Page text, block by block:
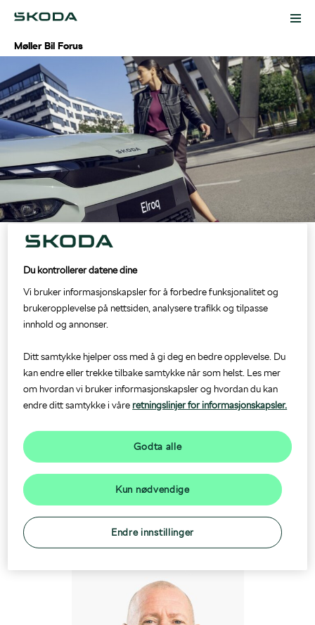
Møller Bil Forus
Kampanjer
Biler
Modeller
Bruktbil
Lagerbiler
Bestill prøvekjøring
Prislister og brosjyrer
Firmabil
Finansiering
Forsikring
Garanti
Tilbehør
Service og verksted
Digital verkstedbestilling
Service
Originalservice 5+
Skadeverksted
Dekk- og hjulskift
Bilglass
EU-kontroll
Kontakt
Om oss
Ansatte
Salg
Service
Delelager
Bilutleie/Hyre
Administrasjon
Sentralbord
Kirsten Haugvaldstad
forus@moller.no
24 03 19 50
Du kontrollerer datene dine
Vi bruker informasjonskapsler for å forbedre funksjonalitet og
brukeropplevelse på nettsiden, analysere trafikk og tilpasse
innhold og annonser.
Ditt samtykke hjelper oss med å gi deg en bedre opplevelse. Du
kan endre eller trekke tilbake samtykke når som helst. Les mer
om hvordan vi bruker informasjonskapsler og hvordan du kan
endre ditt samtykke i våre retningslinjer for informasjonskapsler.
Endre innstillinger
Kun nødvendige
Godta alle